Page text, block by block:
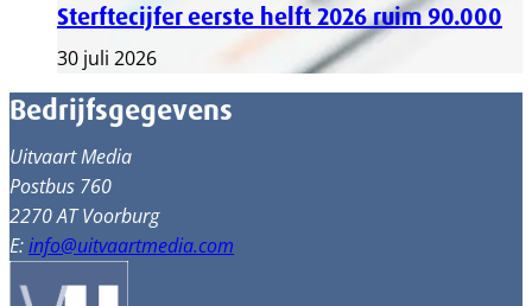
Sterftecijfer eerste helft 2026 ruim 90.000
30 juli 2026
Bedrijfsgegevens
Uitvaart Media
Postbus 760
2270 AT Voorburg
E:info@uitvaartmedia.com